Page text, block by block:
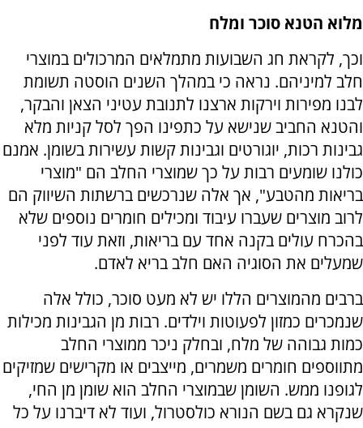
מלוא הטנא סוכר ומלח
וכך, לקראת חג השבועות מתמלאים המרכולים במוצרי
חלב למיניהם. נראה כי במהלך השנים הוסטה תשומת
לבנו מפירות וירקות ארצנו לתנובת עטיני הצאן והבקר,
והטנא החביב שנישא על כתפינו הפך לסל קניות מלא
גבינות רכות, יוגורטים וגבינות קשות עשירות בשומן. אמנם
כולנו שומעים רבות על כך שמוצרי החלב הם "מוצרי
בריאות מהטבע", אך אלה שנרכשים ברשתות השיווק הם
לרוב מוצרים שעברו עיבוד ומכילים חומרים נוספים שלא
בהכרח עולים בקנה אחד עם בריאות, וזאת עוד לפני
שמעלים את הסוגיה האם חלב בריא לאדם.
ברבים מהמוצרים הללו יש לא מעט סוכר, כולל אלה
שנמכרים כמזון לפעוטות וילדים. רבות מן הגבינות מכילות
כמות גבוהה של מלח, ובחלק ניכר ממוצרי החלב
מתווספים חומרים משמרים, מייצבים או מקרישים שמזיקים
לגופנו ממש. השומן שבמוצרי החלב הוא שומן מן החי,
שנקרא גם בשם הנורא כולסטרול, ועוד לא דיברנו על כל